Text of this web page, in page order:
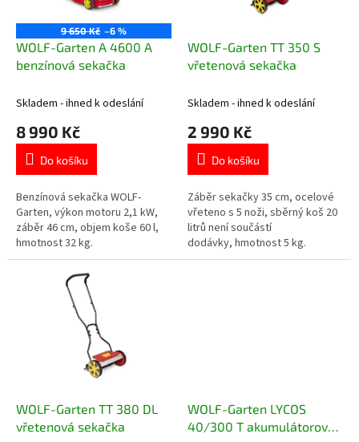
9 650 Kč –6 %
WOLF-Garten A 4600 A
benzínová sekačka
Skladem - ihned k odeslání
8 990 Kč
Do košíku
Benzínová sekačka WOLF-
Garten, výkon motoru 2,1 kW,
záběr 46 cm, objem koše 60 l,
hmotnost 32 kg.
WOLF-Garten TT 350 S
vřetenová sekačka
Skladem - ihned k odeslání
2 990 Kč
Do košíku
Záběr sekačky 35 cm, ocelové
vřeteno s 5 noži, sběrný koš 20
litrů není součástí
dodávky, hmotnost 5 kg.
WOLF-Garten TT 380 DL
vřetenová sekačka
WOLF-Garten LYCOS
40/300 T akumulátorový